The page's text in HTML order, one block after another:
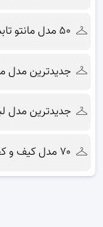
۵۰ مدل مانتو تابستانی زیبا و شیک ۲۰۲۲
جدیدترین مدل مانتو
جدیدترین مدل
۷۰ مدل کیف و کفش شیک و جدید مناسب عید نوروز ۱۴۰۱